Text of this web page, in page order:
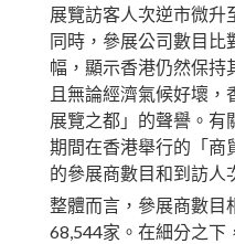
展覽訪客人次逆市微升
同時，參展公司數目比
幅，顯示香港仍然保持
且無論經濟氣候好壞
展覽之都」的聲譽。有
期間在香港舉行的「商
的參展商數目和到訪人
整體而言，參展商數目
68,544家。在細分之下